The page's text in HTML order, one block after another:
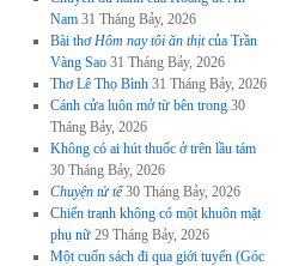
Nam 31 Tháng Bảy, 2026
Bài thơHôm nay tôi ăn thịtcủa Trần
Vàng Sao 31 Tháng Bảy, 2026
Thơ Lê Thọ Bình 31 Tháng Bảy, 2026
Cánh cửa luôn mở từ bên trong 30
Tháng Bảy, 2026
Không có ai hút thuốc ở trên lầu tám
30 Tháng Bảy, 2026
Chuyện tử tế 30 Tháng Bảy, 2026
Chiến tranh không có một khuôn mặt
phụ nữ 29 Tháng Bảy, 2026
Một cuốn sách đi qua giới tuyến (Góc